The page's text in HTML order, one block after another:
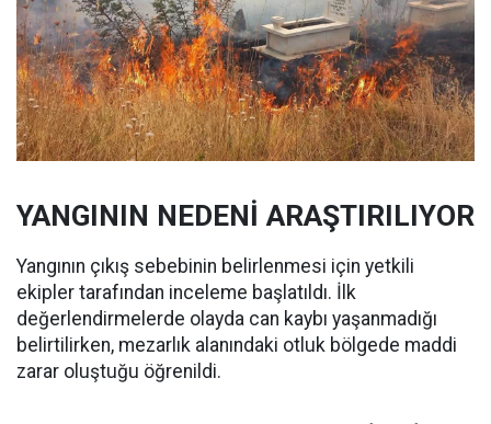
YANGININ NEDENİ ARAŞTIRILIYOR
Yangının çıkış sebebinin belirlenmesi için yetkili
ekipler tarafından inceleme başlatıldı. İlk
değerlendirmelerde olayda can kaybı yaşanmadığı
belirtilirken, mezarlık alanındaki otluk bölgede maddi
zarar oluştuğu öğrenildi.